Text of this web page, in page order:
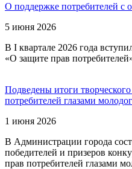
О поддержке потребителей с
5 июня 2026
В I квартале 2026 года
«О защите прав
Подведены итоги
потребителей глазами
1 июня 2026
В Администрации города
победителей и призеров
прав потребителей глазами